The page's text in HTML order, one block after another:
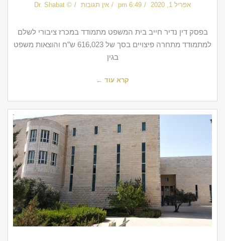
אפריל 1, 2020 6:49 pm אין תגובות © Dr. Shabat
בפסק דין נדיר חייב בית המשפט מתמודד במכרז ציבורי לשלם
למתמודד מתחרה פיצויים בסך של 616,023 ש”ח והוצאות משפט
בגין
קרא עוד ←